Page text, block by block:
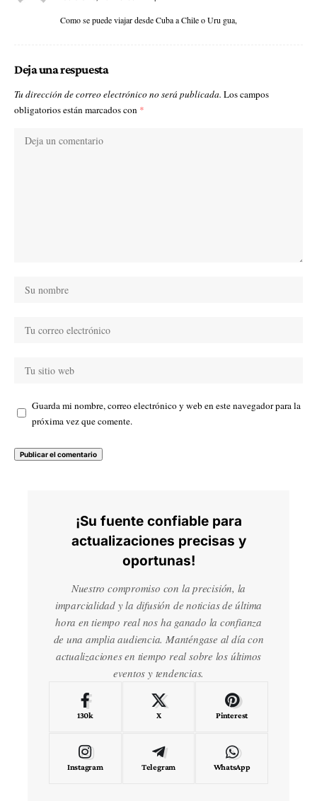
Como se puede viajar desde Cuba a Chile o Uru gua,
Deja una respuesta
Tu dirección de correo electrónico no será publicada. Los campos
obligatorios están marcados con *
Guarda mi nombre, correo electrónico y web en este navegador para la
próxima vez que comente.
¡Su fuente confiable para
actualizaciones precisas y
oportunas!
Nuestro compromiso con la precisión, la
imparcialidad y la difusión de noticias de última
hora en tiempo real nos ha ganado la confianza
de una amplia audiencia. Manténgase al día con
actualizaciones en tiempo real sobre los últimos
eventos y tendencias.
130k X Pinterest
Instagram Telegram WhatsApp